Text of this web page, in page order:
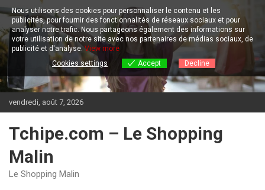
Aller
au
contenu
vendredi, août 7, 2026
Tchipe.com – Le Shopping
Malin
Le Shopping Malin
Nous utilisons des cookies pour personnaliser le contenu et les
publicités, pour fournir des fonctionnalités de réseaux sociaux et pour
analyser notre trafic.Nous partageons également des informations sur
votre utilisation de notre site avec nos partenaires de médias sociaux, de
publicité et d'analyse. View more
Cookies settings
Accept Decline